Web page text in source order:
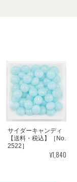
サイダーキャンディ
【送料・税込】［No.
2522］
¥1,840